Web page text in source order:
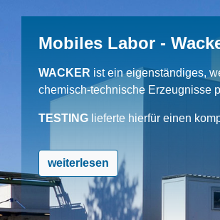
Mobiles Labor -
WACKER ist ein eigenständiges,
chemisch-technische Erzeugnisse
TESTING lieferte hierfür einen
weiterlesen